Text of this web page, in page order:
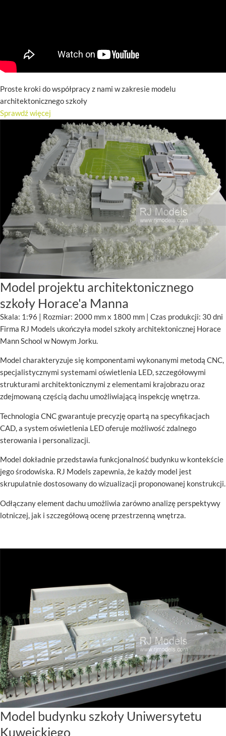
Proste kroki do współpracy z nami w zakresie modelu
architektonicznego szkoły
Sprawdź więcej
Model projektu architektonicznego
szkoły Horace'a Manna
Skala: 1:96 | Rozmiar: 2000 mm x 1800 mm | Czas produkcji: 30 dni
Firma RJ Models ukończyła model szkoły architektonicznej Horace
Mann School w Nowym Jorku.
Model charakteryzuje się komponentami wykonanymi metodą CNC,
specjalistycznymi systemami oświetlenia LED, szczegółowymi
strukturami architektonicznymi z elementami krajobrazu oraz
zdejmowaną częścią dachu umożliwiającą inspekcję wnętrza.
Technologia CNC gwarantuje precyzję opartą na specyfikacjach
CAD, a system oświetlenia LED oferuje możliwość zdalnego
sterowania i personalizacji.
Model dokładnie przedstawia funkcjonalność budynku w kontekście
jego środowiska. RJ Models zapewnia, że każdy model jest
skrupulatnie dostosowany do wizualizacji proponowanej konstrukcji.
Odłączany element dachu umożliwia zarówno analizę perspektywy
lotniczej, jak i szczegółową ocenę przestrzenną wnętrza.
Model budynku szkoły Uniwersytetu
Kuwejckiego